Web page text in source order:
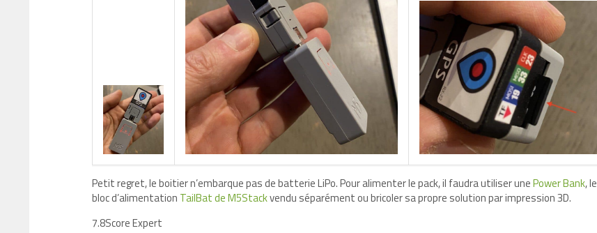
Petit regret, le boitier n’embarque pas de batterie LiPo. Pour alimenter le pack, il faudra utiliser unePower Bank, le
bloc d’alimentation TailBat de M5Stackvendu séparément ou bricoler sa propre solution par impression 3D.
7.8Score Expert